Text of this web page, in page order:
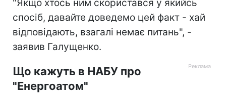
"Якщо хтось ним скористався у якийсь
спосіб, давайте доведемо цей факт - хай
відповідають, взагалі немає питань", -
заявив Галущенко.
Що кажуть в НАБУ про
"Енергоатом"